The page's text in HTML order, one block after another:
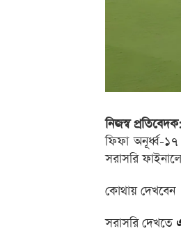
নিজস্ব প্রতিবেদক:
ফিফা অনূর্ধ্ব-
সরাসরি
কোথায় দেখবেন
সরাসরি দেখতে